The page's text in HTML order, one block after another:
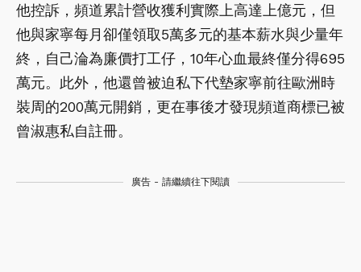
他控訴，頻道累計營收獲利實際上高達上億元，但
他與家寧每月卻僅領取5萬多元的基本薪水與少量年
終，自己淪為廉價打工仔，10年心血最終僅分得695
萬元。此外，他還曾被迫私下代墊家寧前往歐洲時
裝周的200萬元開銷，更在事後才發現頻道商標已被
曾淑惠私自註冊。
廣告 - 請繼續往下閱讀